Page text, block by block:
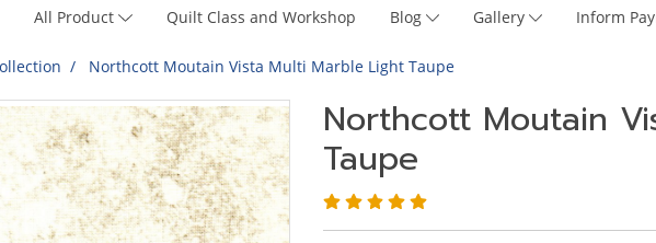
All Product Quilt Class and Workshop Blog Gallery Inform
Northcott Moutain Vista Multi Marble Light Taupe
Northcott Moutain
Taupe